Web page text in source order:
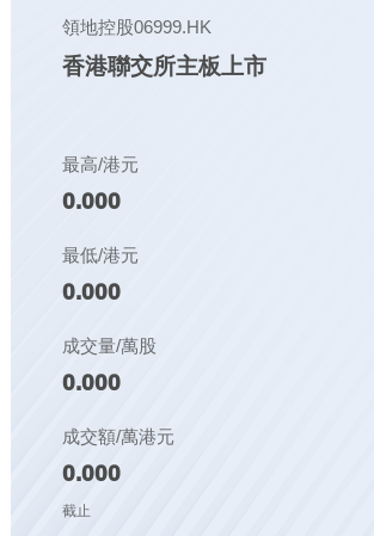
領地控股06999.HK
香港聯交所主板上市
最高/港元
0.000
最低/港元
0.000
成交量/萬股
0.000
成交額/萬港元
0.000
截止